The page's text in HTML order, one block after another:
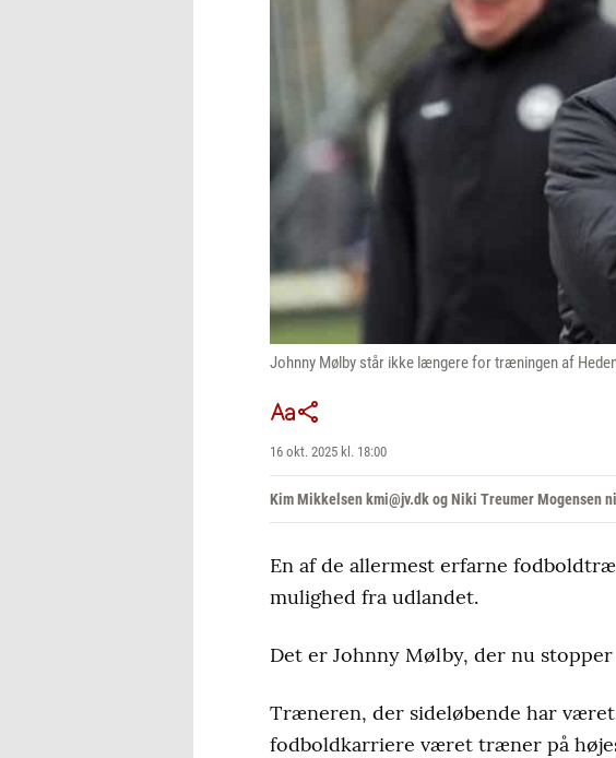
Johnny Mølby står ikke længere for træningen af
16 okt. 2025 kl. 18:00
Kim Mikkelsen kmi@jv.dk og Niki Treumer Mogensen
En af de allermest erfarne
mulighed fra udlandet.
Det er Johnny Mølby, der nu
Træneren, der sideløbende har
fodboldkarriere været træner på